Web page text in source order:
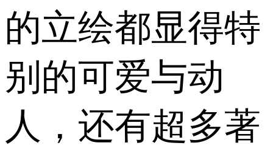
的立绘都显得特
别的可爱与动
人，还有超多著